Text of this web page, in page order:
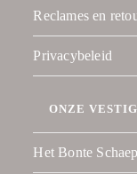
Reclames en
Privacybeleid
ONZE
Het Bonte